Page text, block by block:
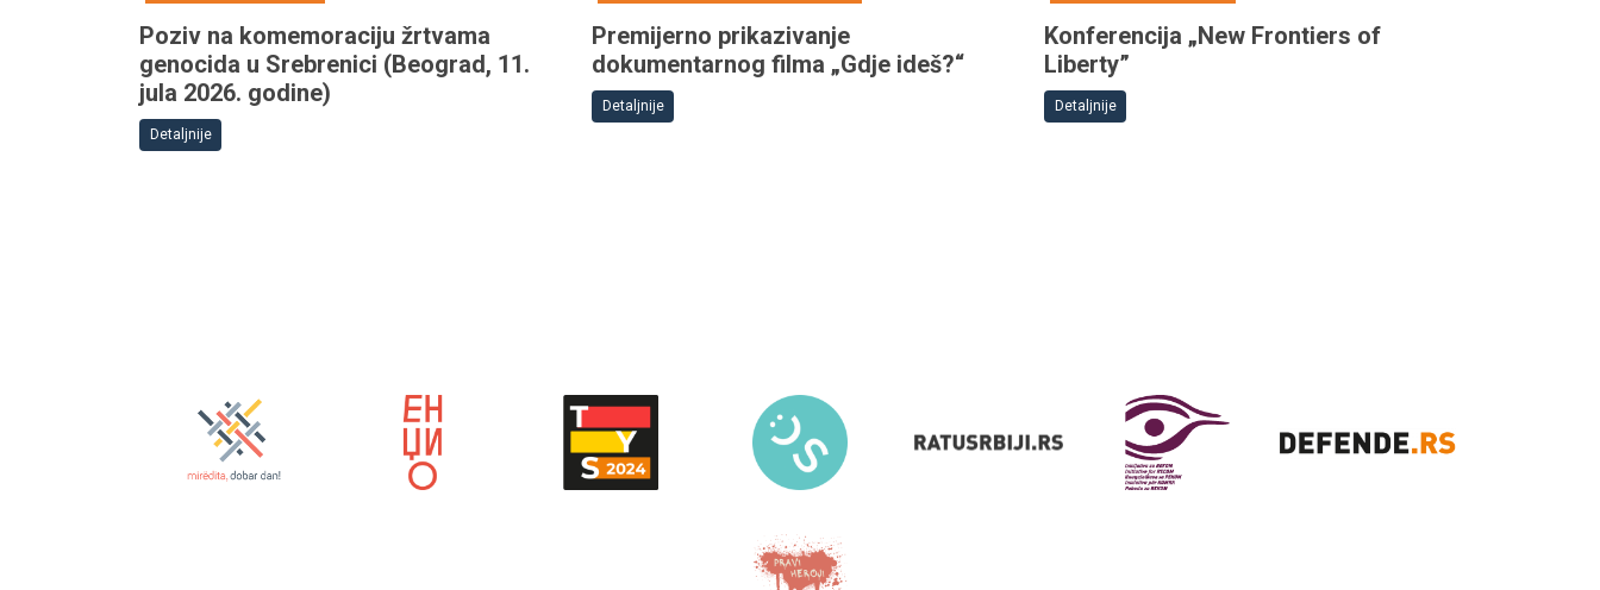
Poziv na komemoraciju žrtvama
genocida u Srebrenici (Beograd, 11.
jula 2026. godine)
Detaljnije
Premijerno prikazivanje
dokumentarnog filma „Gdje ideš?“
Detaljnije
Konferencija „New Frontiers of
Liberty”
Detaljnije